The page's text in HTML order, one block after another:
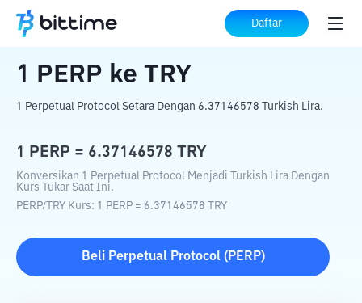
Daftar
Beranda Konverter Kripto TRY
1 PERP ke TRY
1 Perpetual Protocol Setara Dengan 6.37146578 Turkish Lira.
1 PERP = 6.37146578 TRY
Konversikan 1 Perpetual Protocol Menjadi Turkish Lira Dengan
Kurs Tukar Saat Ini.
PERP/ TRY Kurs: 1 PERP = 6.37146578 TRY
Beli Perpetual Protocol( PERP)